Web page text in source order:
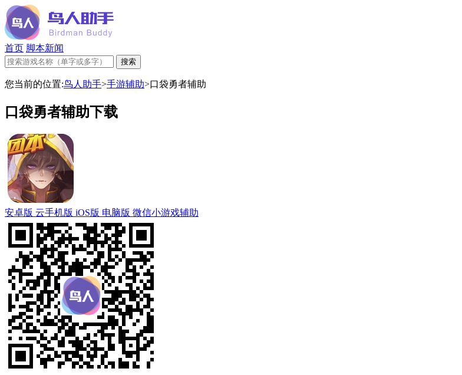
首页 脚本新闻
您当前的位置:鸟人助手>手游辅助>口袋勇者辅助
口袋勇者辅助下载
安卓版 云手机版 iOS版 电脑版 微信小游戏辅助